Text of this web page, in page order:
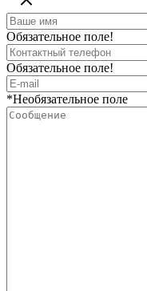
Обязательное поле!
Обязательное поле!
*Необязательное поле